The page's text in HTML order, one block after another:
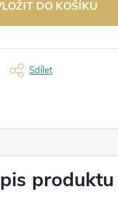
DO KOŠÍKU
Sdílet
produktu